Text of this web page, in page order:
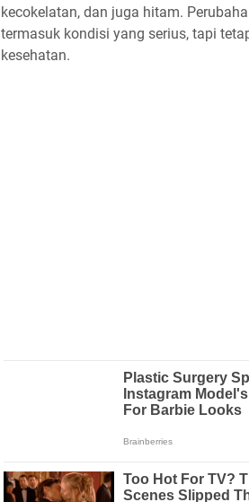
kecokelatan, dan juga hitam.
termasuk kondisi yang serius, tapi
kesehatan.